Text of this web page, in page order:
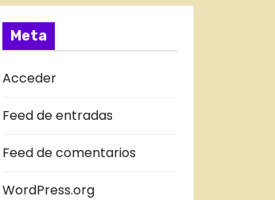
s
R
D
A
D
B
Meta
Acceder
Feed de entradas
Feed de comentarios
WordPress.org